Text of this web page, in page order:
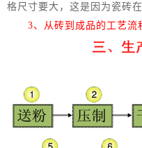
格尺寸要大，这是因为瓷砖
3、从砖到成品的工艺流